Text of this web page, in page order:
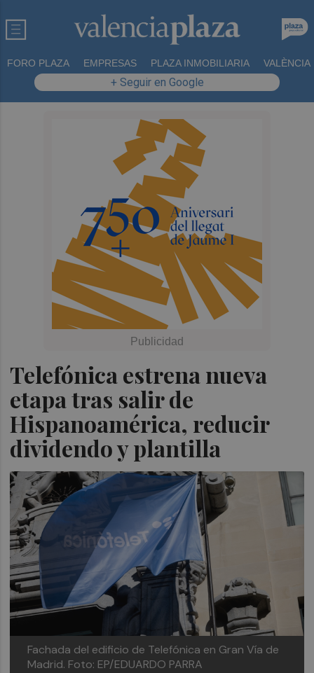
FORO PLAZA EMPRESAS PLAZA INMOBILIARIA VALÈNCIA
+ Seguir en Google
Telefónica estrena nueva
etapa tras salir de
Hispanoamérica, reducir
dividendo y plantilla
Fachada del edificio de Telefónica en Gran Vía de
Madrid. Foto: EP/EDUARDO PARRA